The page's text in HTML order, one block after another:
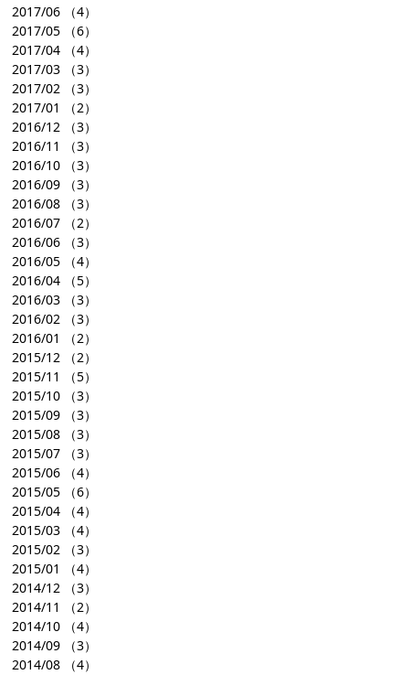
2017/06 （4）
2017/05 （6）
2017/04 （4）
2017/03 （3）
2017/02 （3）
2017/01
（2）
2016/12 （3）
2016/11
（3）
2016/10 （3）
2016/09 （3）
2016/08 （3）
2016/07 （2）
2016/06 （3）
2016/05 （4）
2016/04 （5）
2016/03 （3）
2016/02 （3）
2016/01
（2）
2015/12 （2）
2015/11
（5）
2015/10 （3）
2015/09 （3）
2015/08 （3）
2015/07 （3）
2015/06 （4）
2015/05 （6）
2015/04 （4）
2015/03 （4）
2015/02 （3）
2015/01
（4）
2014/12 （3）
2014/11
（2）
2014/10 （4）
2014/09 （3）
2014/08 （4）